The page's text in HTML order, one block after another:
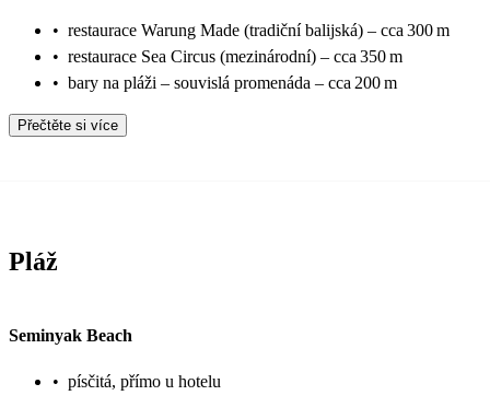
• restaurace Warung Made (tradiční balijská) – cca 300 m
• restaurace Sea Circus (mezinárodní) – cca 350 m
• bary na pláži – souvislá promenáda – cca 200 m
Přečtěte si více
Pláž
Seminyak Beach
• písčitá, přímo u hotelu